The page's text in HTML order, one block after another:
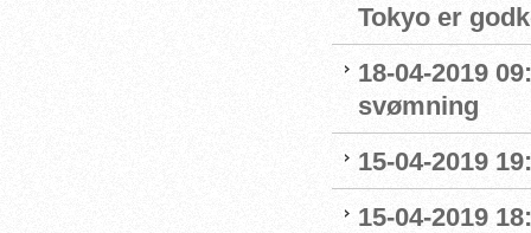
Tokyo er
18-04-2019
svømning
15-04-2019
15-04-2019